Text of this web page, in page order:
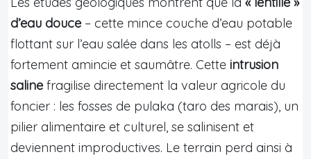
d’eau douce – cette mince couche d’eau potable
flottant sur l’eau salée dans les atolls – est déjà
fortement amincie et saumâtre. Cette intrusion
saline fragilise directement la valeur agricole du
foncier : les fosses de pulaka (taro des marais), un
pilier alimentaire et culturel, se salinisent et
deviennent improductives. Le terrain perd ainsi à